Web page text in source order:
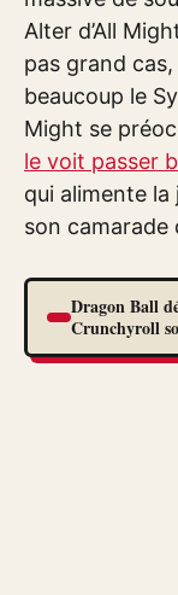
Alter d’All
pas grand
beaucoup le
Might se
le voit passer
qui alimente la
son camarade
Dragon Ball
Crunchyroll